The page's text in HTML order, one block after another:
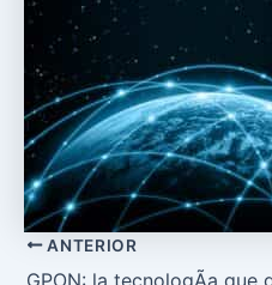
ANTERIOR
GPON: la tecnologÃ­a que